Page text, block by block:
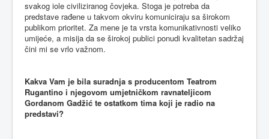
svakog iole civiliziranog čovjeka. Stoga je potreba da
predstave rađene u takvom okviru komuniciraju sa širokom
publikom prioritet. Za mene je ta vrsta komunikativnosti veliko
umijeće, a misija da se širokoj publici ponudi kvalitetan sadržaj
čini mi se vrlo važnom.
Kakva Vam je bila suradnja s producentom Teatrom
Rugantino i njegovom umjetničkom ravnateljicom
Gordanom Gadžić te ostatkom tima koji je radio na
predstavi?